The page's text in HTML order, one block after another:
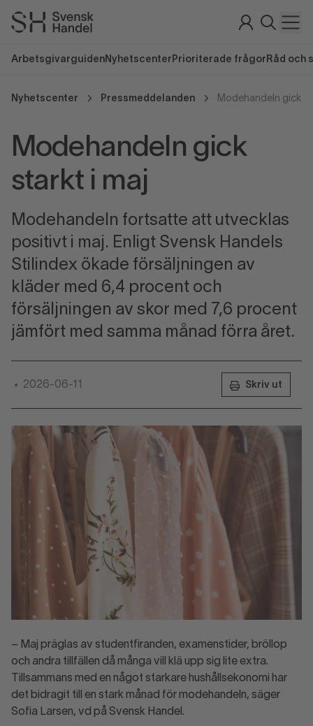
Arbetsgivarguiden Nyhetscenter Prioriterade frågor Råd och
Nyhetscenter Pressmeddelanden Modehandeln gick
Modehandeln gick
starkt i maj
Modehandeln fortsatte att utvecklas
positivt i maj. Enligt Svensk Handels
Stilindex ökade försäljningen av
kläder med 6,4 procent och
försäljningen av skor med 7,6 procent
jämfört med samma månad förra året.
• 2026-06-11 Skriv ut
– Maj präglas av studentfiranden, examenstider, bröllop
och andra tillfällen då många vill klä upp sig lite extra.
Tillsammans med en något starkare hushållsekonomi har
det bidragit till en stark månad för modehandeln, säger
Sofia Larsen, vd på Svensk Handel.